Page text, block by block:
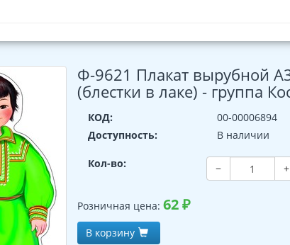
Ф-9621 Плакат вырубной
(блестки в лаке) - группа
КОД:
00-00006894
Доступность:
В наличии
Кол-во: − +
Розничная цена:62₽
В корзину